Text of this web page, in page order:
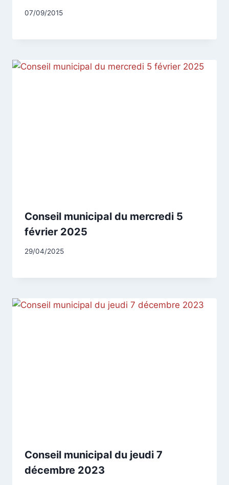
Par
07/09/2015
Conseil municipal du mercredi 5
février 2025
Par
29/04/2025
Conseil municipal du jeudi 7
décembre 2023